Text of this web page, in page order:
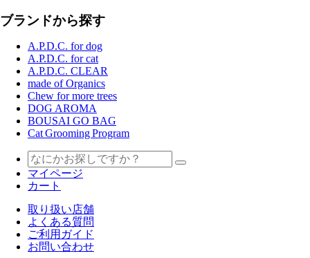
ブランドから探す
A.P.D.C. for dog
A.P.D.C. for cat
A.P.D.C. CLEAR
made of Organics
Chew for more trees
DOG AROMA
BOUSAI GO BAG
Cat Grooming Program
マイページ
カート
取り扱い店舗
よくある質問
ご利用ガイド
お問い合わせ